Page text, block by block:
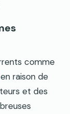
comme
en raison de
et des